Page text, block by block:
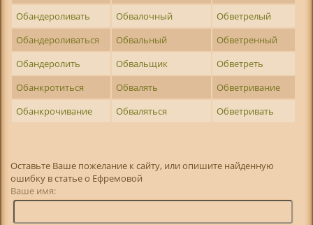
Обандероливать
Обвалочный
Обветрелый
Обандероливаться
Обвальный
Обветренный
Обандеролить
Обвальщик
Обветреть
Обанкротиться
Обвалять
Обветривание
Обанкрочивание
Обваляться Обветривать
Оставьте Ваше пожелание к сайту, или опишите найденную
ошибку в статье о Ефремовой
Ваше имя: